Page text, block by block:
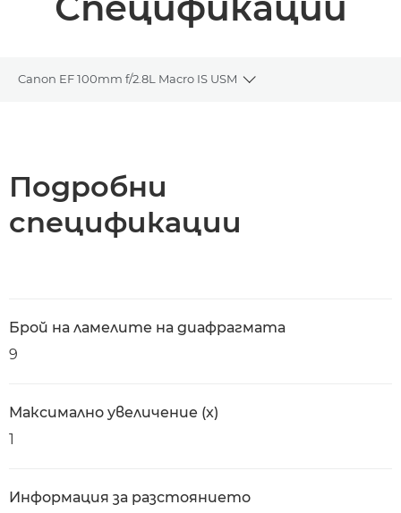
Canon EF 100mm f/2.8L Macro IS USM
Toggle breadcrumbs
Подробни
спецификации
Брой на ламелите на диафрагмата
9
Максимално увеличение (x)
1
Информация за разстоянието